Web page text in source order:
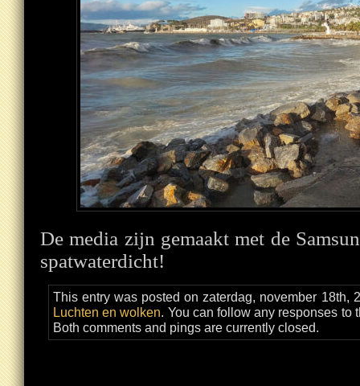
De media zijn gemaakt met de
spatwaterdicht!
This entry was posted on zaterdag, november 18th,
Luchten en wolken. You can follow any responses to
Both comments and pings are currently closed.